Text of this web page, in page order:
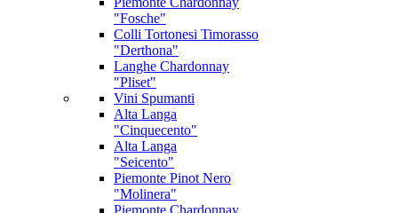
"Fosche"
Colli Tortonesi Timorasso
"Derthona"
Langhe Chardonnay
"Pliset"
Vini Spumanti
Alta Langa
"Cinquecento"
Alta Langa
"Seicento"
Piemonte Pinot Nero
"Molinera"
Piemonte Chardonnay